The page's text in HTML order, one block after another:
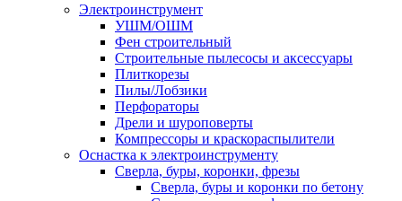
Электроинструмент
УШМ/ОШМ
Фен строительный
Строительные пылесосы и аксессуары
Плиткорезы
Пилы/Лобзики
Перфораторы
Дрели и шуроповерты
Компрессоры и краскораспылители
Оснастка к электроинструменту
Сверла, буры, коронки, фрезы
Сверла, буры и коронки по бетону